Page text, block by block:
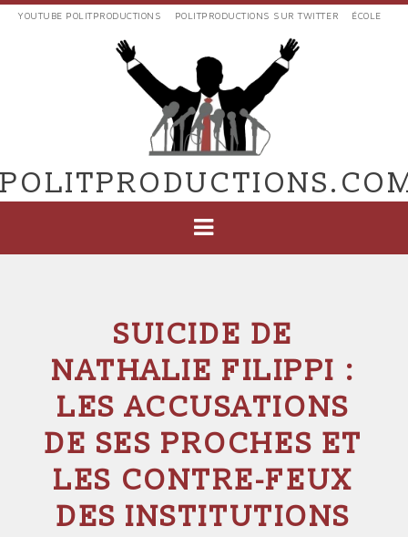
Aller
EXTERNES
POLIT'PRODUCTIONS
YOUTUBE POLITPRODUCTIONS POLITPRODUCTIONS SUR TWITTER ÉCOLE
SUICIDE DE
NATHALIE FILIPPI :
LES ACCUSATIONS
DE SES PROCHES ET
LES CONTRE-FEUX
DES INSTITUTIONS